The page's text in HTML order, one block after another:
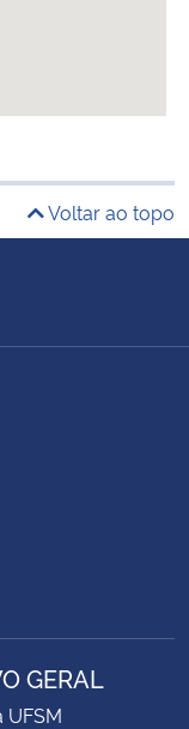
Voltar ao topo
GERAL
UFSM